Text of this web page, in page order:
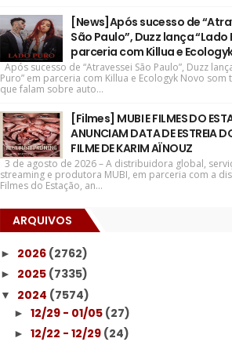
[News]Após sucesso de
São Paulo”, Duzz lança “Lado
parceria com Killua e
Após sucesso de “Atravessei São Paulo”, Duzz
Puro” em parceria com Killua e Ecologyk Novo som
que falam sobre auto...
[Filmes] MUBI E FILMES DO
ANUNCIAM DATA DE ESTREIA
FILME DE KARIM AÏNOUZ
3 de agosto de 2026 – A distribuidora global,
streaming e produtora MUBI, em parceria com a
Filmes do Estação, an...
ARQUIVOS
► 2026 (2762)
► 2025 (7335)
▼ 2024 (7574)
►12/29 - 01/05 (27)
►12/22 - 12/29 (24)